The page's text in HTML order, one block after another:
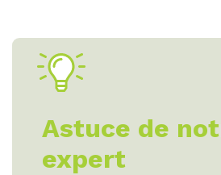
Astuce de
expert